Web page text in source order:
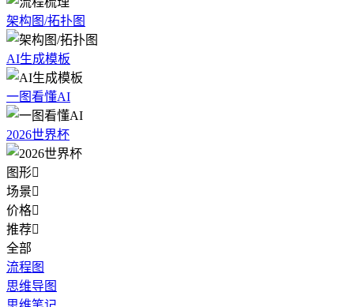
架构图/拓扑图
AI生成模板
一图看懂AI
2026世界杯
图形
场景
价格
推荐
全部
流程图
思维导图